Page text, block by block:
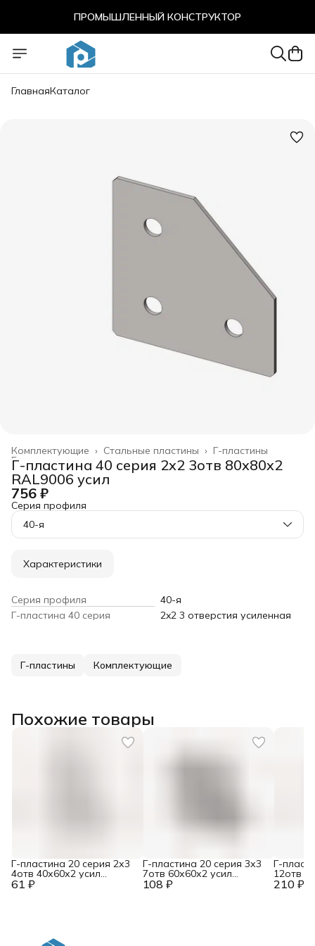
ПРОМЫШЛЕННЫЙ КОНСТРУКТОР
ПРОМЫШЛЕННЫЙ КОНСТРУКТОР
ГлавнаяКаталог
Г-пластины
Стальные пластины ›
Комплектующие ›
Главная ›
Г-пластина 40 серия 2x2 3oтв 80x80x2
RAL9006 усил
756 ₽
Серия профиля
40-я
Характеристики
Серия профиля
40-я
Г-пластина 40 серия
2x2 3 oтверстия усиленная
Г-пластины Комплектующие
Похожие товары
61 ₽
Г-пластина 20 серия 2х3
4отв 40х60х2 усил
RAL9006 108 ₽
Г-пластина 20 серия 3х3
7отв 60х60х2 усил
RAL9006 210 ₽
Г-
12отв
RAL9006